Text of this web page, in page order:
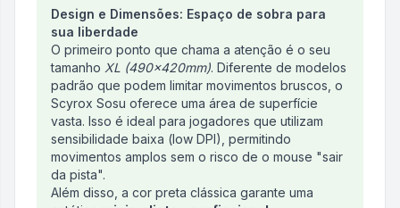
Design e Dimensões: Espaço de sobra para
sua liberdade
O primeiro ponto que chama a atenção é o seu
tamanho XL (490x420mm). Diferente de modelos
padrão que podem limitar movimentos bruscos, o
Scyrox Sosu oferece uma área de superfície
vasta. Isso é ideal para jogadores que utilizam
sensibilidade baixa (low DPI), permitindo
movimentos amplos sem o risco de o mouse "sair
da pista".
Além disso, a cor preta clássica garante uma